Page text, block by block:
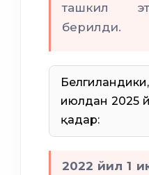
ташкил
берилди.
июлдан 2025
қадар:
2022 йил 1